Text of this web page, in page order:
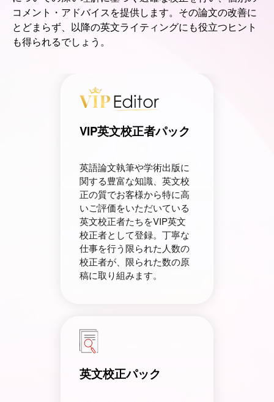
コメント・アドバイスを提供します。その論文の改善に
とどまらず、以降の英文ライティングにも役立つヒント
も得られるでしょう。
VIP英文校正者パック
英語論文執筆や学術出版に
関する豊富な知識、英文校
正の質でお客様から特に高
いご評価をいただいている
英文校正者たちをVIP英文
校正者として登録。丁寧な
仕事を行う限られた人数の
校正者が、限られた数の原
稿に取り組みます。
英文校正パック